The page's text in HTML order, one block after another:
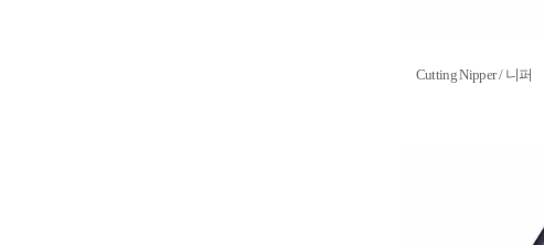
Cutting Nipper / 니퍼